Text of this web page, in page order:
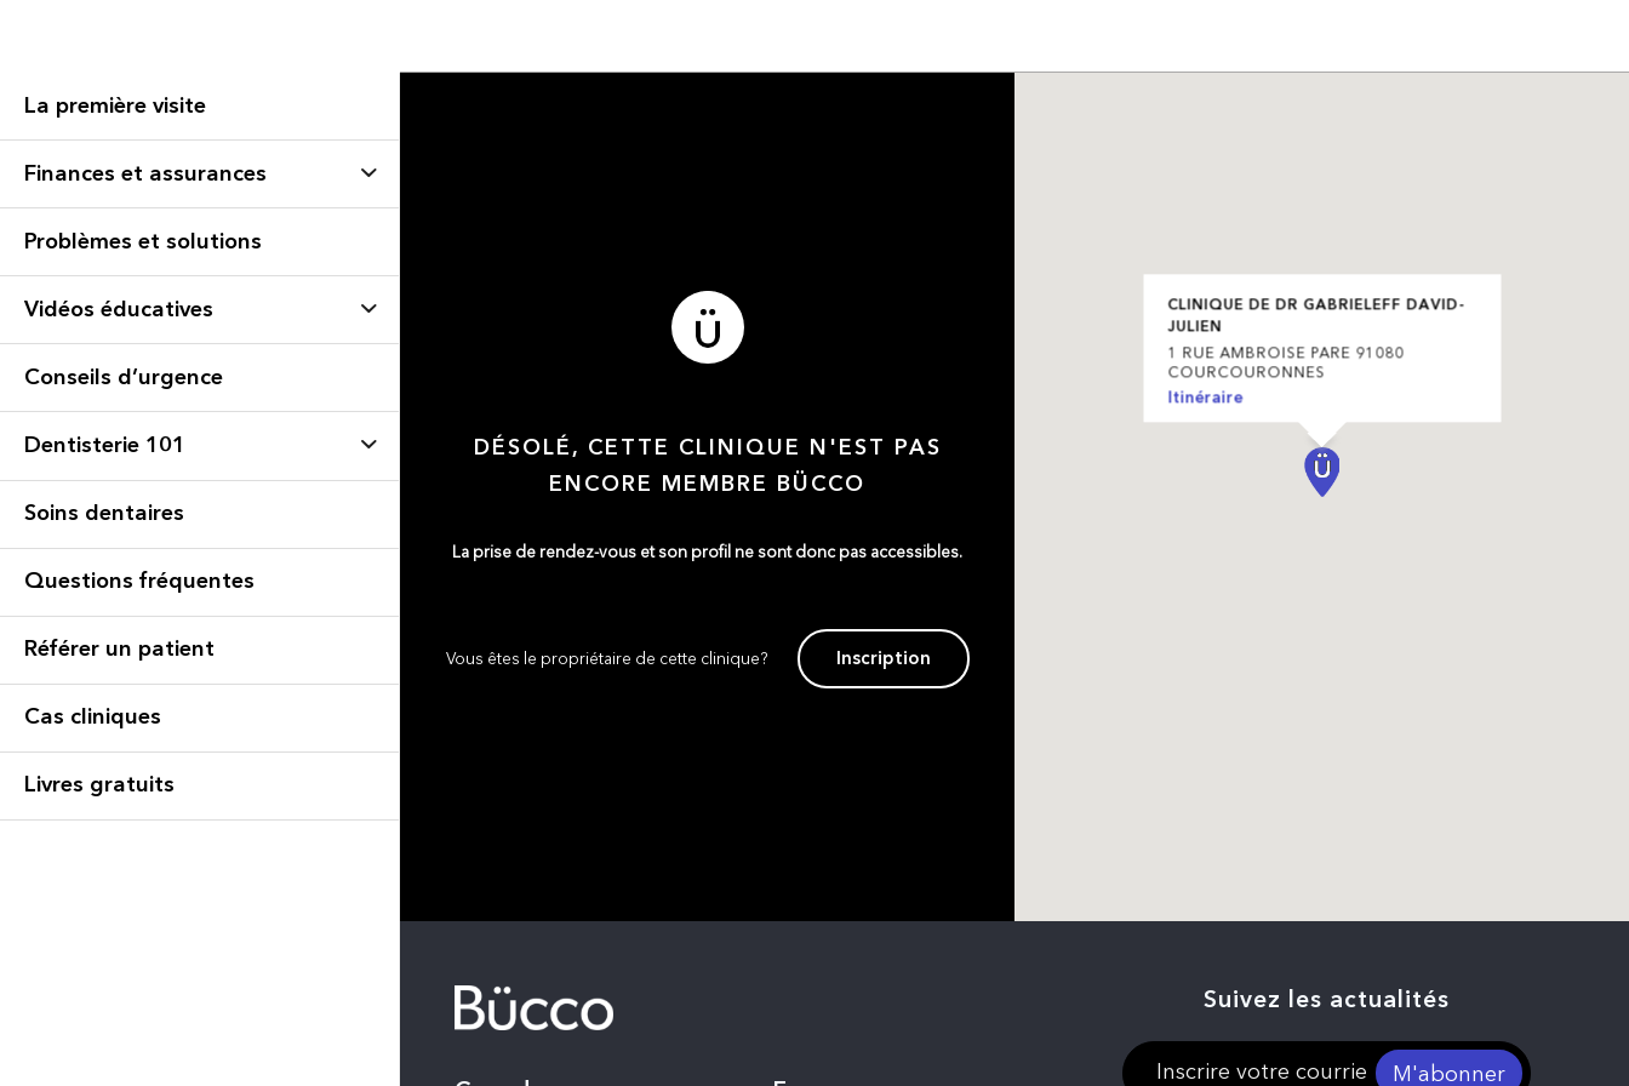
La première visite
Finances et assurances
Problèmes et solutions
Vidéos éducatives
Conseils d’urgence
Dentisterie 101
Soins dentaires
Questions fréquentes
Référer un patient
Cas cliniques
Livres gratuits
DÉSOLÉ, CETTE CLINIQUE N'EST PAS
ENCORE MEMBRE BÜCCO
La prise de rendez-vous et son profil ne sont donc pas accessibles.
Vous êtes le propriétaire de cette clinique? Inscription
CLINIQUE DE DR GABRIELEFF DAVID-
JULIEN
1 RUE AMBROISE PARE 91080
COURCOURONNES
Itinéraire
Suivez les actualités
M'abonner